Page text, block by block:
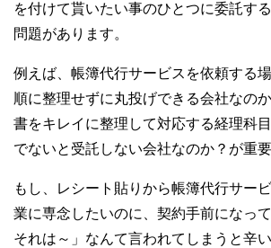
を付けて貰いたい事のひとつに委託す
問題があります。
例えば、帳簿代行サービスを依頼する
順に整理せずに丸投げできる会社なの
書をキレイに整理して対応する経理科
でないと受託しない会社なのか？が重要
もし、レシート貼りから帳簿代行サー
業に専念したいのに、契約手前になっ
それは～」なんて言われてしまうと辛い